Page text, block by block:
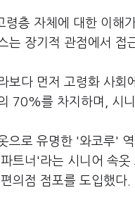
령층 자체에 대한 이해
는 장기적 관점에서 접
보다 먼저 고령화 사회
70%를 차지하며, 시
으로 유명한 '와코루'
트너'라는 시니어 속
의점 점포를 도입했다.